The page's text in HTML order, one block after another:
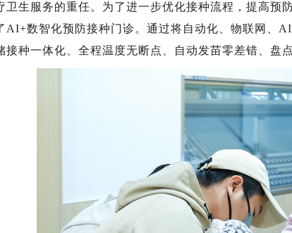
卫生服务的重任。为了进一步优化接种流程，提高预
AI+数智化预防接种门诊。通过将自动化、物联网、
接种一体化、全程温度无断点、自动发苗零差错、盘